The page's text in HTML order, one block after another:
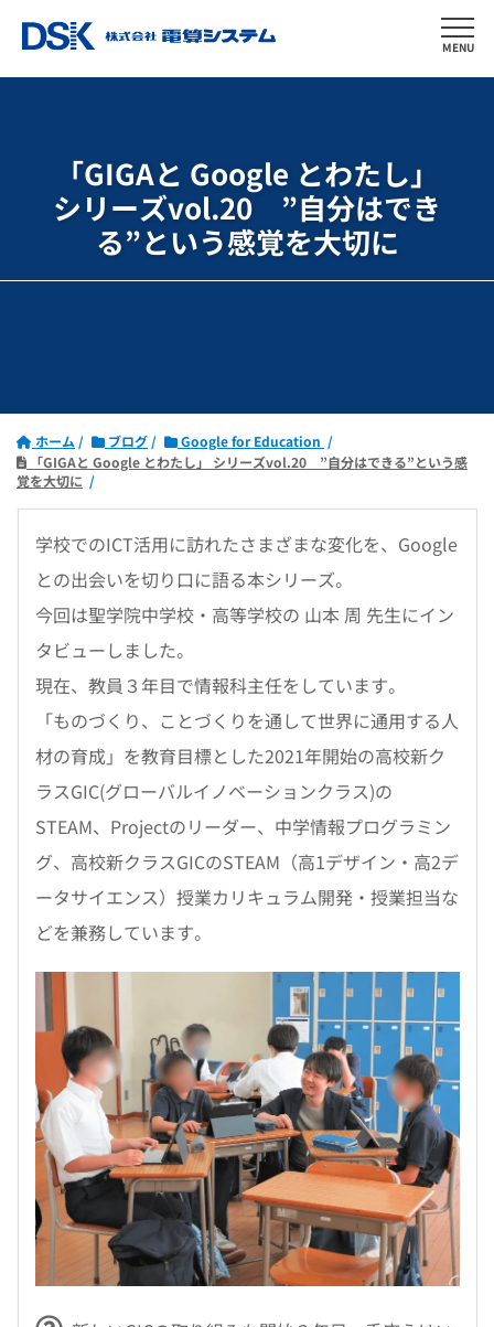
MENU
「GIGAと Google とわたし」
シリーズvol.20 ”自分はでき
る”という感覚を大切に
ホーム ブログ
Google for Education
「GIGAと Google とわたし」 シリーズvol.20 ”自分はできる”という感
覚を大切に
学校でのICT活用に訪れたさまざまな変化を、Google
との出会いを切り口に語る本シリーズ。
今回は聖学院中学校・高等学校の 山本 周 先生にイン
タビューしました。
現在、教員３年目で情報科主任をしています。
「ものづくり、ことづくりを通して世界に通用する人
材の育成」を教育目標とした2021年開始の高校新ク
ラスGIC(グローバルイノベーションクラス)の
STEAM、Projectのリーダー、中学情報プログラミン
グ、高校新クラスGICのSTEAM（高1デザイン・高2デ
ータサイエンス）授業カリキュラム開発・授業担当な
どを兼務しています。